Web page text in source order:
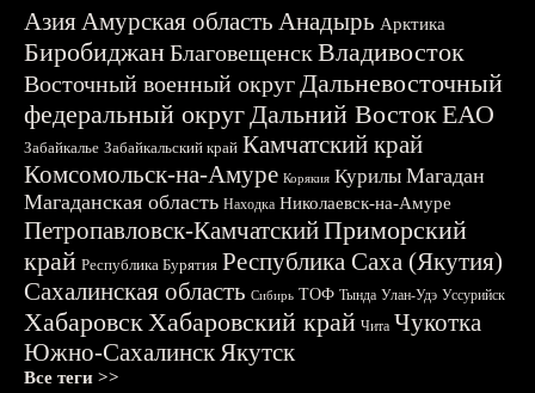
АзияАмурская область Анадырь Арктика
БиробиджанБлаговещенскВладивосток
Восточный военный округДальневосточный
федеральный округДальний ВостокЕАО
Забайкалье Забайкальский край Камчатский край
Комсомольск-на-Амуре Корякия Курилы Магадан
Магаданская область Находка Николаевск-на-Амуре
Петропавловск-КамчатскийПриморский
край Республика Бурятия Республика Саха (Якутия)
Сахалинская область Сибирь ТОФ Тында Улан-Удэ Уссурийск
ХабаровскХабаровский край Чита Чукотка
Южно-СахалинскЯкутск
Все теги >>